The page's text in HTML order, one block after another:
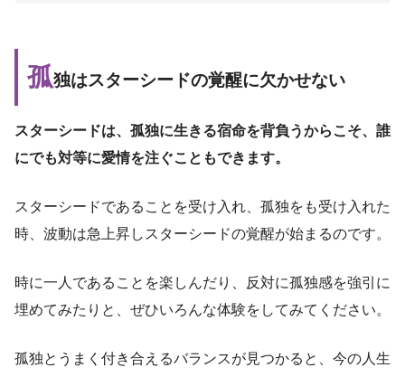
孤独はスターシードの覚醒に欠かせない
スターシードは、孤独に生きる宿命を背負うからこそ、誰
にでも対等に愛情を注ぐこともできます。
スターシードであることを受け入れ、孤独をも受け入れた
時、波動は急上昇しスターシードの覚醒が始まるのです。
時に一人であることを楽しんだり、反対に孤独感を強引に
埋めてみたりと、ぜひいろんな体験をしてみてください。
孤独とうまく付き合えるバランスが見つかると、今の人生